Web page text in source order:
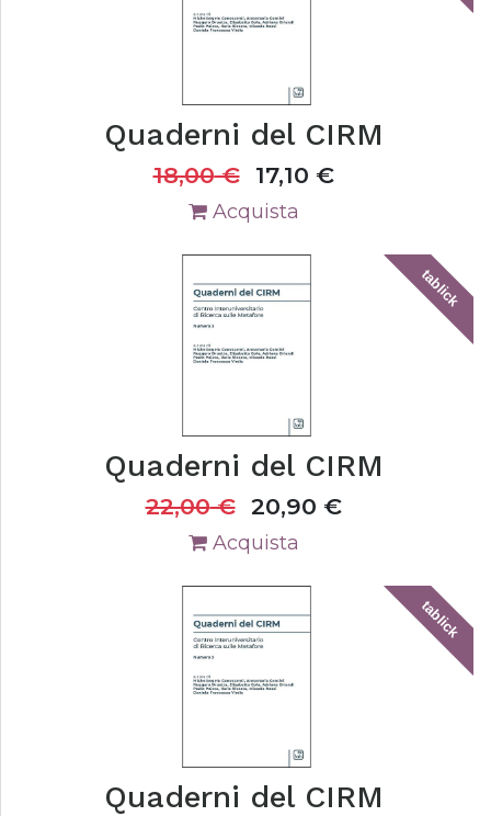
Quaderni del CIRM
18,00€ 17,10 €
Acquista
tablick
Quaderni del CIRM
22,00€ 20,90 €
Acquista
tablick
Quaderni del CIRM